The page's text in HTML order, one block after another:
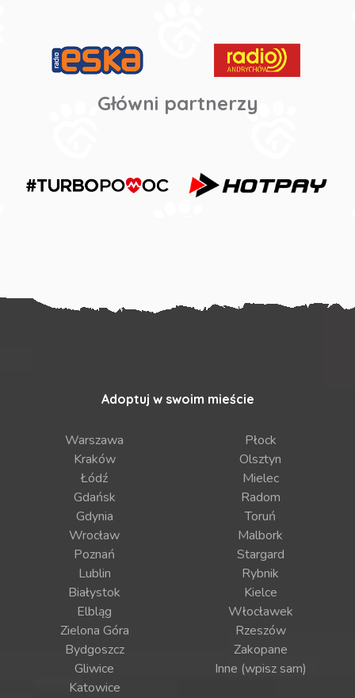
Główni partnerzy
Adoptuj w swoim mieście
Warszawa
Kraków
Łódź
Gdańsk
Gdynia
Wrocław
Poznań
Lublin
Białystok
Elbląg
Zielona Góra
Bydgoszcz
Gliwice
Katowice
Płock
Olsztyn
Mielec
Radom
Toruń
Malbork
Stargard
Rybnik
Kielce
Włocławek
Rzeszów
Zakopane
Inne (wpisz sam)